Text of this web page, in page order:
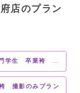
店のプラン
卒業袴 撮影のみプラン
撮影のみプラン